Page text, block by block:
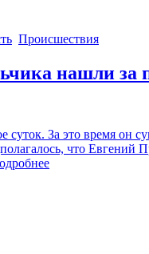
Происшествия
нашли за
суток. За это время он
что